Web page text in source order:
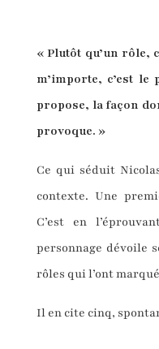
« Plutôt qu’un rôle,
m’importe, c’est
propose, la façon
provoque. »
Ce qui séduit
contexte. Une
C’est en
personnage dévoile
rôles qui l’ont
Il en cite cinq,